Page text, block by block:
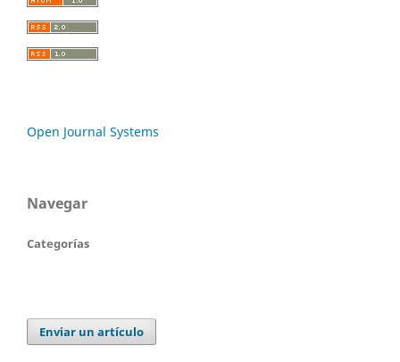
Open Journal Systems
Navegar
Categorías
Enviar un artículo